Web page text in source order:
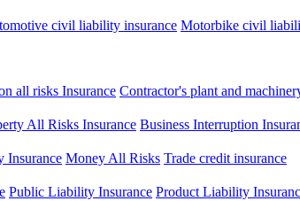
civil liability insurance Motorbike civil
all risks Insurance Contractor's plant and
All Risks Insurance Business Interruption
Insurance Money All Risks Trade credit insurance
Public Liability Insurance Product Liability